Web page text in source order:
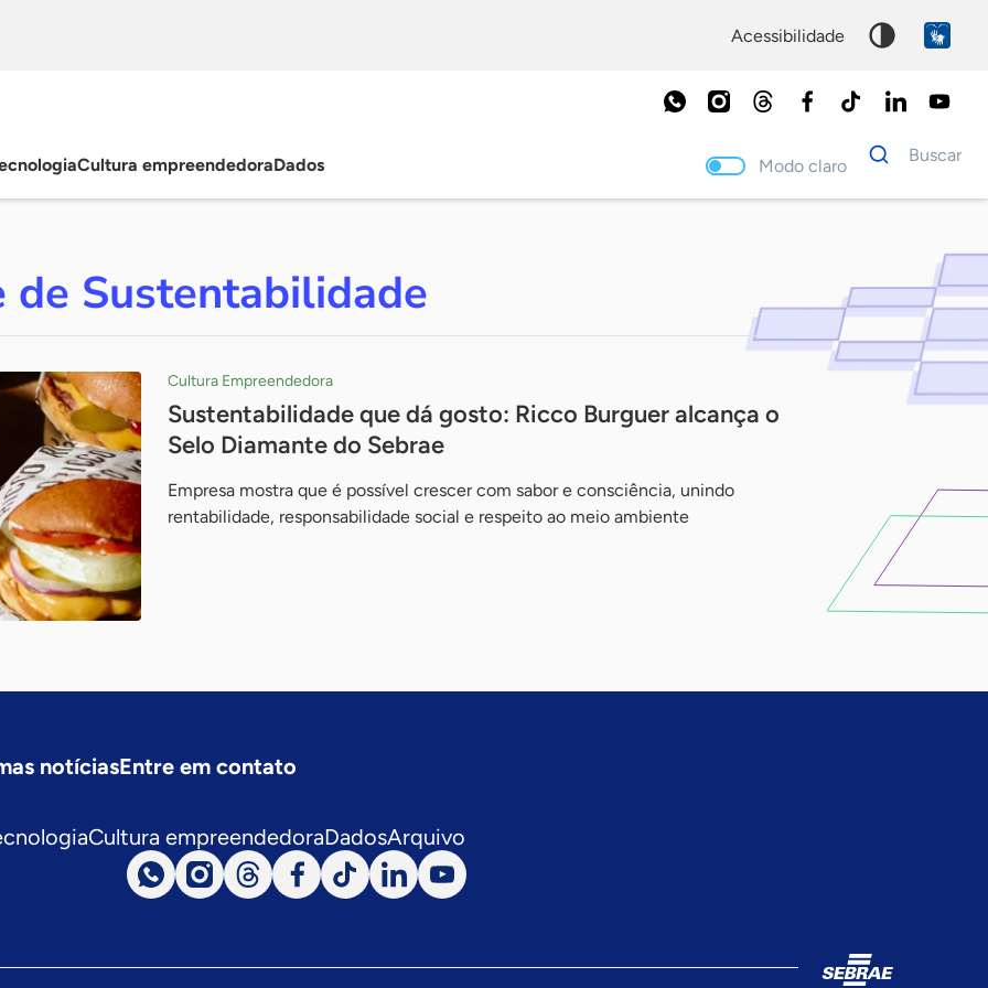
acessibilidade
Cultura empreendedoraDados Modo claro
Dados
para
Buscar
de Sustentabilidade
Cultura Empreendedora
Sustentabilidade que dá gosto: Ricco Burguer alcança o
Selo Diamante do Sebrae
Empresa mostra que é possível crescer com sabor e consciência, unindo
rentabilidade, responsabilidade social e respeito ao meio ambiente
notíciasEntre em contato
Cultura empreendedoraDadosArquivo